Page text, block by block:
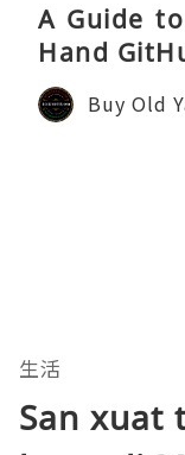
A Guide
Hand
Buy Old
生活
San xuat